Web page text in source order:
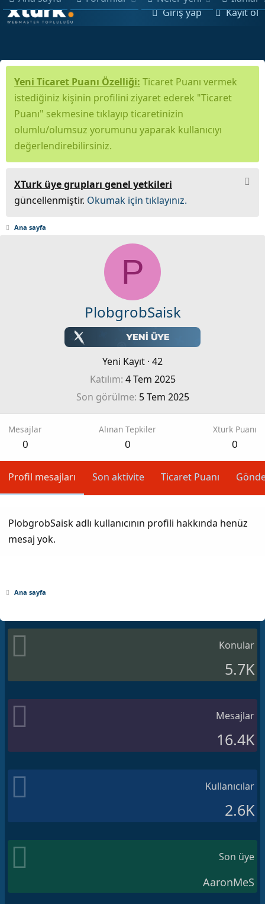
Giriş yap Kayıt ol
Yeni Ticaret Puanı Özelliği: Ticaret Puanı vermek
istediğiniz kişinin profilini ziyaret ederek "Ticaret
Puanı" sekmesine tıklayıp ticaretinizin
olumlu/olumsuz yorumunu yaparak kullanıcıyı
değerlendirebilirsiniz.
XTurk üye grupları genel yetkileri
güncellenmiştir. Okumak için tıklayınız.
Ana sayfa
P
PlobgrobSaisk
Yeni Kayıt · 42
Katılım 4 Tem 2025
Son görülme 5 Tem 2025
Mesajlar
0
Alınan Tepkiler
0
Xturk Puanı
0
Profil mesajları Son aktivite Ticaret Puanı
PlobgrobSaisk adlı kullanıcının profili hakkında henüz
mesaj yok.
Ana sayfa
Konular
5.7K
Mesajlar
16.4K
Kullanıcılar
2.6K
Son üye
AaronMeS